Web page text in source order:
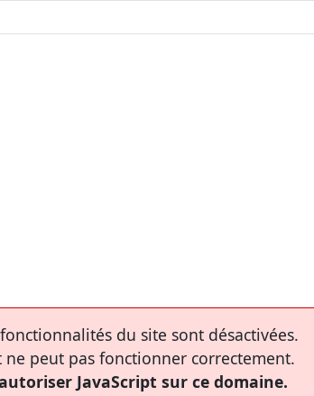
du site sont désactivées.
ne peut pas fonctionner correctement.
JavaScript sur ce domaine.